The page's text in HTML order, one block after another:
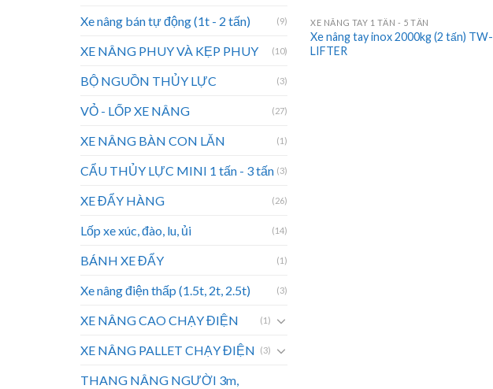
Xe nâng bán tự động (1t - 2 tấn) (9)
XE NÂNG PHUY VÀ KẸP PHUY (10)
BỘ NGUỒN THỦY LỰC (3)
VỎ - LỐP XE NÂNG (27)
XE NÂNG BÀN CON LĂN (1)
CẨU THỦY LỰC MINI 1 tấn - 3 tấn (3)
XE ĐẨY HÀNG (26)
Lốp xe xúc, đào, lu, ủi (14)
BÁNH XE ĐẨY (1)
Xe nâng điện thấp (1.5t, 2t, 2.5t) (3)
XE NÂNG CAO CHẠY ĐIỆN (1)
XE NÂNG PALLET CHẠY ĐIỆN (3)
THANG NÂNG NGƯỜI 3m,
XE NÂNG TAY 1 TẤN - 5 TẤN
Xe nâng tay inox 2000kg (2 tấn) TW-
LIFTER